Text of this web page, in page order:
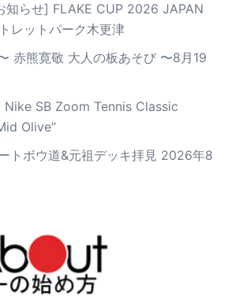
知らせ] FLAKE CUP 2026 JAPAN
レットパーク木更津
赤熊寛敬 大人の板あそび 〜8月19
Nike SB Zoom Tennis Classic
Olive”
トボウ道&元祖デッキ拝見 2026年8